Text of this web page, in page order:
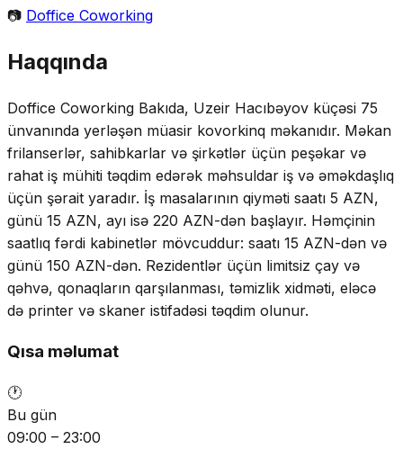
📷 Doffice Coworking
Haqqında
Doffice Coworking Bakıda, Uzeir Hacıbəyov küçəsi 75
ünvanında yerləşən müasir kovorkinq məkanıdır. Məkan
frilanserlər, sahibkarlar və şirkətlər üçün peşəkar və
rahat iş mühiti təqdim edərək məhsuldar iş və əməkdaşlıq
üçün şərait yaradır. İş masalarının qiyməti saatı 5 AZN,
günü 15 AZN, ayı isə 220 AZN-dən başlayır. Həmçinin
saatlıq fərdi kabinetlər mövcuddur: saatı 15 AZN-dən və
günü 150 AZN-dən. Rezidentlər üçün limitsiz çay və
qəhvə, qonaqların qarşılanması, təmizlik xidməti, eləcə
də printer və skaner istifadəsi təqdim olunur.
Qısa məlumat
🕐
Bu gün
09:00 – 23:00